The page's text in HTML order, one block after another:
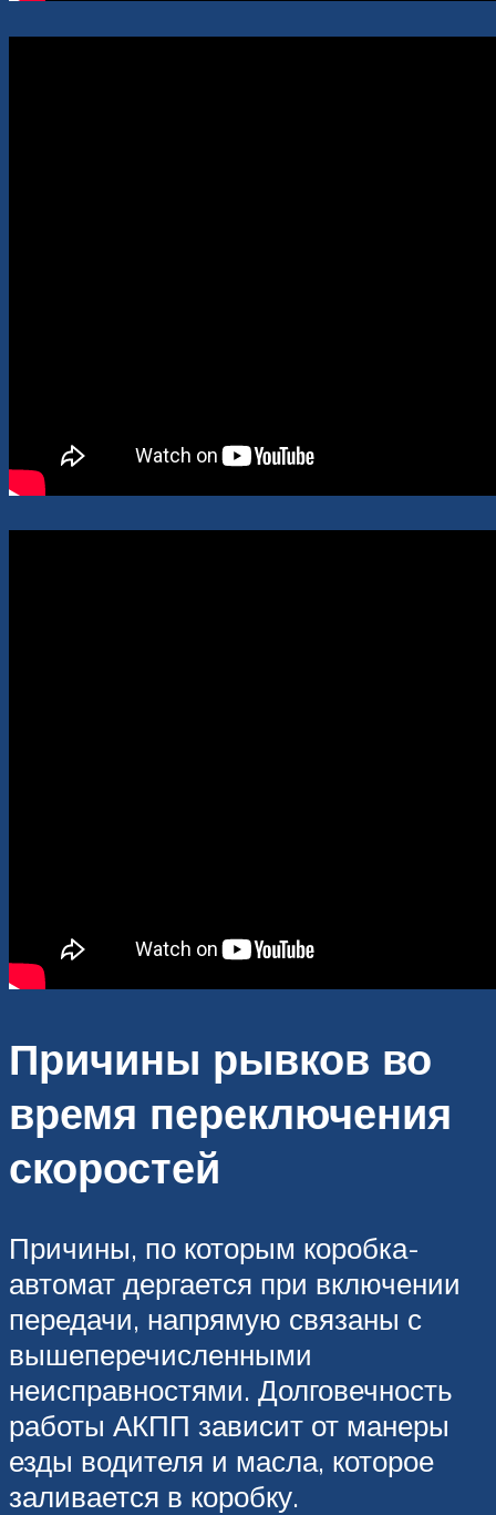
Причины рывков во
время переключения
скоростей
Причины, по которым коробка-
автомат дергается при включении
передачи, напрямую связаны с
вышеперечисленными
неисправностями. Долговечность
работы АКПП зависит от манеры
езды водителя и масла, которое
заливается в коробку.